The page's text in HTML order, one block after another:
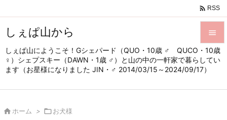
しぇぱ山から
しぇぱ山にようこそ！Gシェパード（QUO・10歳 ♂ QUCO・10歳
♀）シェプスキー（DAWN・1歳 ♂）と山の中の一軒家で暮らしてい
ます（お星様になりました JIN・♂ 2014/03/15～2024/09/17）


メニュ
サイド
 RSS
 ホーム > お犬様